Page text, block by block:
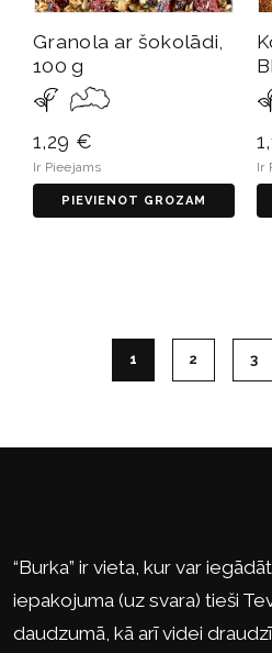
Granola ar šokolādi,
100 g
1,29 €
Ir Pieejams
PIEVIENOT GROZAM
Ir
1 2 3
“Burka” ir vieta, kur var
iepakojuma (uz svara) tieši
daudzumā, kā arī videi